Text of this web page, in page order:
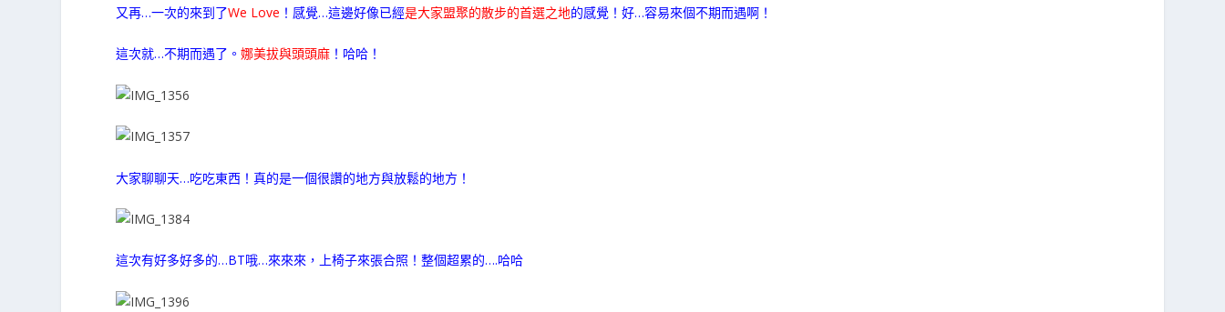
又再…一次的來到了We Love ！感覺…這邊好像已經是大家盟聚的散步的首選之地的感覺！好…容易來個不期而遇啊！
這次就…不期而遇了。娜美拔與頭頭麻 ！哈哈！
大家聊聊天…吃吃東西！真的是一個很讚的地方與放鬆的地方！
這次有好多好多的…BT哦…來來來，上椅子來張合照！整個超累的….哈哈